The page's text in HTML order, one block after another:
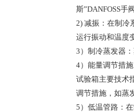
斯”DANFOSS手
2) 减振：在制冷
运行振动和温度
3）制冷蒸发器
4）能量调节措
试验箱主要技术
调节措施，如蒸
5）低温管路：